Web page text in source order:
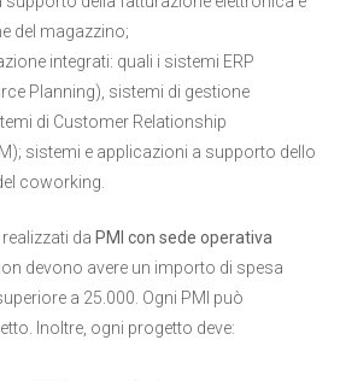
del magazzino;
integrati: quali i sistemi ERP
Planning), sistemi di gestione
di Customer Relationship
sistemi e applicazioni a supporto dello
coworking.
da PMI con sede operativa
devono avere un importo di spesa
a 25.000. Ogni PMI può
Inoltre, ogni progetto deve: